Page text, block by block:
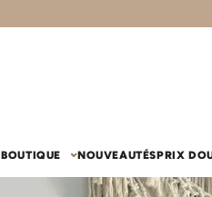
BOUTIQUE NOUVEAUTÉSPRIX